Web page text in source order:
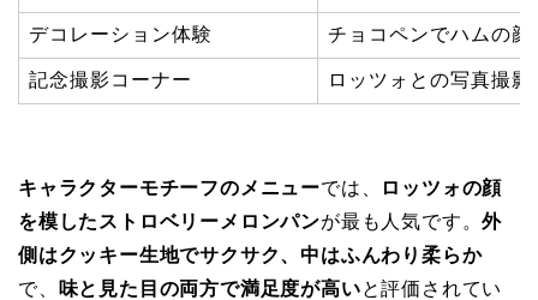
デコレーション体験 チョコペンでハムの顔
記念撮影コーナー ロッツォとの写真撮影
キャラクターモチーフのメニューでは、
ロッツォの顔
を模したストロベリーメロンパンが最も人気です。外
側はクッキー生地でサクサク、中はふんわり柔らか
で、
味と見た目の両方で満足度が高いと評価されてい